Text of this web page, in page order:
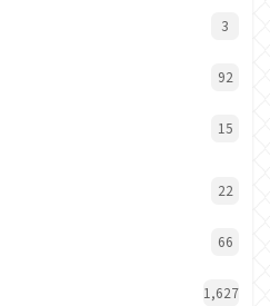
3
92
15
22
66
1,627